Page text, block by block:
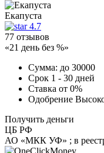
Екапуста
4.7
77 отзывов
«21 день без %»
Сумма: до 30000
Срок 1 - 30 дней
Ставка от 0%
Одобрение
Получить деньги
ЦБ РФ
АО «МКК УФ» ; в